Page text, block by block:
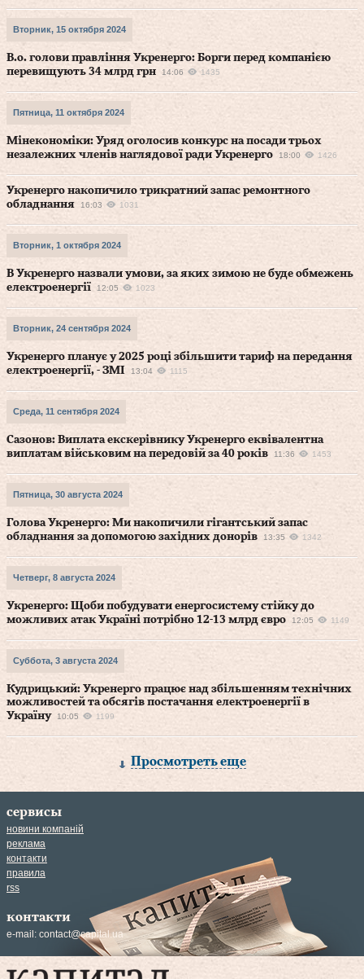
Вторник, 15 октября 2024
В.о. голови правління Укренерго: Борги перед компанією
перевищують 34 млрд грн
14:06 1435
Пятница, 11 октября 2024
Мінекономіки: Уряд оголосив конкурс на посади трьох
незалежних членів наглядової ради Укренерго
18:00 1426
Укренерго накопичило трикратний запас ремонтного
обладнання
16:03 1031
Вторник, 1 октября 2024
В Укренерго назвали умови, за яких зимою не буде обмежень
електроенергії
12:05 1023
Вторник, 24 сентября 2024
Укренерго планує у 2025 році збільшити тариф на передання
електроенергії, - ЗМІ
13:04 1115
Среда, 11 сентября 2024
Сазонов: Виплата екскерівнику Укренерго еквівалентна
виплатам військовим на передовій за 40 років
11:36 1453
Пятница, 30 августа 2024
Голова Укренерго: Ми накопичили гігантський запас
обладнання за допомогою західних донорів
13:35 1342
Четверг, 8 августа 2024
Укренерго: Щоби побудувати енергосистему стійку до
можливих атак Україні потрібно 12-13 млрд євро
12:05 1149
Суббота, 3 августа 2024
Кудрицький: Укренерго працює над збільшенням технічних
можливостей та обсягів постачання електроенергії в
Україну
10:05 1199
Просмотреть еще
сервисы
новини компаній
реклама
контакти
правила
rss
контакти
e-mail: contact@capital.ua